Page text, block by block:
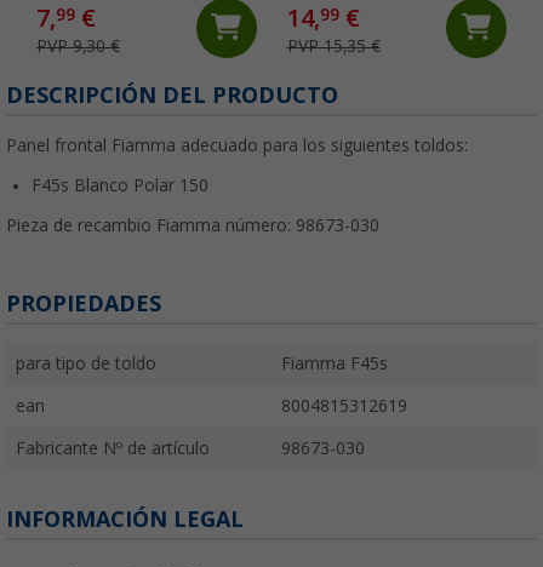
7,99 €
PVP 9,30 €
14,99€
PVP 15,35 €
DESCRIPCIÓN DEL PRODUCTO
Panel frontal Fiamma adecuado para los siguientes toldos:
F45s Blanco Polar 150
Pieza de recambio Fiamma número: 98673-030
PROPIEDADES
para tipo de toldo Fiamma F45s
ean 8004815312619
Fabricante Nº de artículo 98673-030
INFORMACIÓN LEGAL